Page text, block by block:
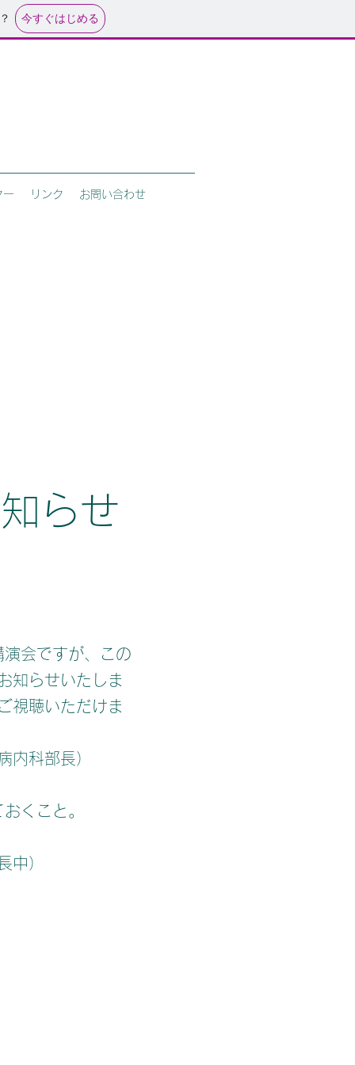
今すぐはじめる
ー リンク お問い合わせ
らせ
会ですが、この
知らせいたしま
視聴いただけま
内科部長）
くこと。
中）